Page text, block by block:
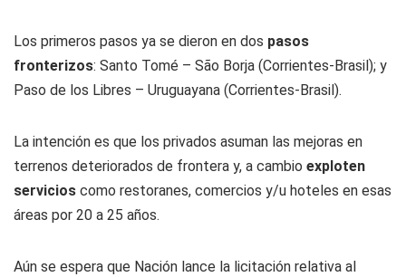
Los primeros pasos ya se dieron en dos pasos
fronterizos: Santo Tomé – São Borja (Corrientes-Brasil); y
Paso de los Libres – Uruguayana (Corrientes-Brasil).
La intención es que los privados asuman las mejoras en
terrenos deteriorados de frontera y, a cambio exploten
servicios como restoranes, comercios y/u hoteles en esas
áreas por 20 a 25 años.
Aún se espera que Nación lance la licitación relativa al